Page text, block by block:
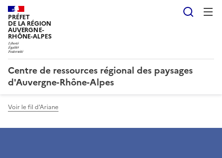
PRÉFET
DE LA RÉGION
AUVERGNE-
RHÔNE-ALPES
Centre de ressources régional des paysages
d'Auvergne-Rhône-Alpes
Voir le fil d'Ariane